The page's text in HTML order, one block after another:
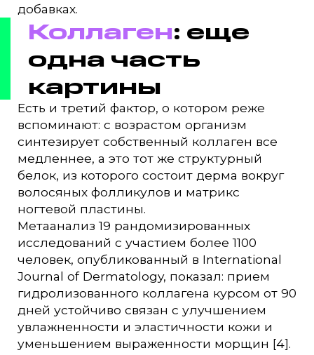
добавках.
Коллаген: еще
одна часть
картины
Есть и третий фактор, о котором реже
вспоминают: с возрастом организм
синтезирует собственный коллаген все
медленнее, а это тот же структурный
белок, из которого состоит дерма вокруг
волосяных фолликулов и матрикс
ногтевой пластины.
Метаанализ 19 рандомизированных
исследований с участием более 1100
человек, опубликованный в International
Journal of Dermatology, показал: прием
гидролизованного коллагена курсом от 90
дней устойчиво связан с улучшением
увлажненности и эластичности кожи и
уменьшением выраженности морщин [4].